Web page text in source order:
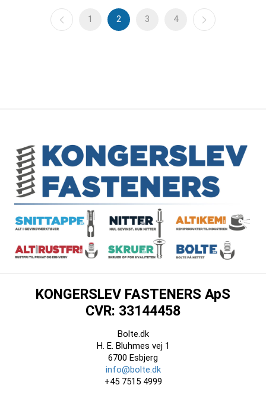
1 2 3 4
KONGERSLEV FASTENERS ApS
CVR: 33144458
Bolte.dk
H. E. Bluhmes vej 1
6700 Esbjerg
info@bolte.dk
+45 7515 4999